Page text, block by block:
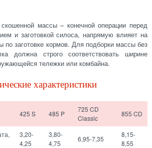
скошенной массы – конечной операции перед
и заготовкой силоса, напрямую влияет на
по заготовке кормов. Для подборки массы без
должна строго соответствовать ширине
тележки или комбайна.
характеристики
425 S 485 P
725 CD
Classic
855 CD
3,20-
4,25
3,80-
4,75
6,95-7,35
8,15-
8,55